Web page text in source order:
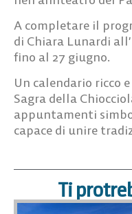
A completare il
di Chiara Lunardi
fino al 27 giugno.
Un calendario ricco
Sagra della
appuntamenti
capace di unire
Ti